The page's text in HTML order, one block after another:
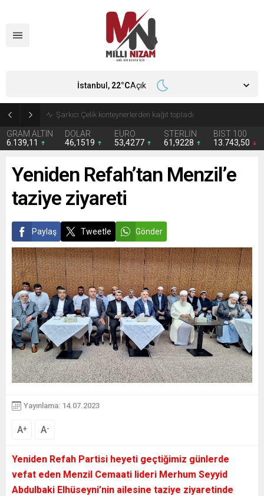
İran 2 ülkeyi birden vurdu
GRAM ALTIN
6.139,11
DOLAR
46,1519
EURO
53,4277
STERLİN
61,9228
BIST 100
13.743,50
İstanbul, 22°CAçık
Yeniden Refah’tan Menzil’e
taziye ziyareti
Paylaş Tweetle Gönder
Yayınlama: 14.07.2023
A+ A-
Yeniden Refah Partisi heyeti geçtiğimiz günlerde
vefat eden Menzil Cemaati lideri Merhum Seyyid
Abdulbaki Elhüseyni’nin ailesine taziye ziyaretinde